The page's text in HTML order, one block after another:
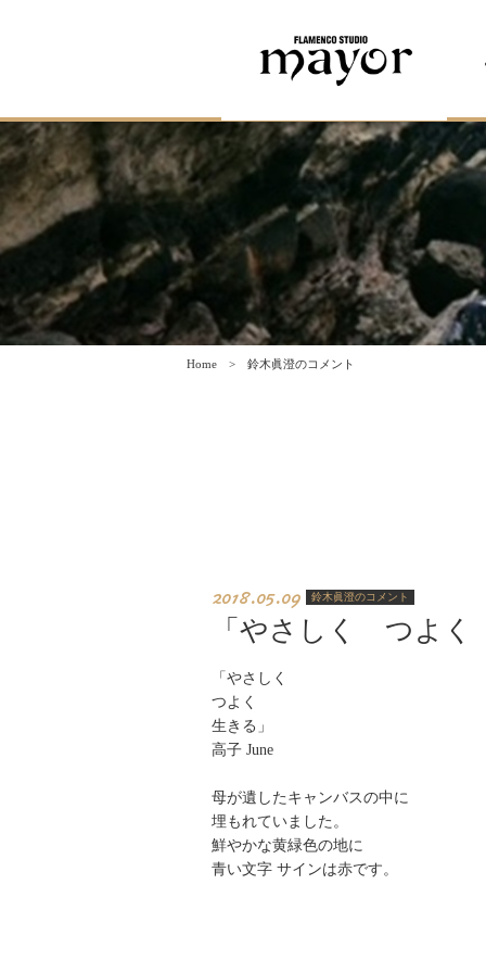
Home 鈴木眞澄のコメント
2018.05.09 鈴木眞澄のコメント
「やさしく つよ
「やさしく
つよく
生きる」
高子 June
母が遺したキャンバスの中に
埋もれていました。
鮮やかな黄緑色の地に
青い文字 サインは赤です。